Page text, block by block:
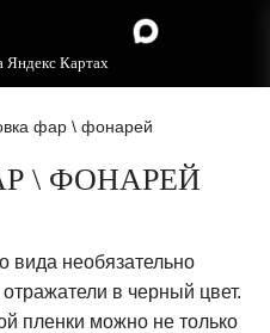
Яндекс Картах
фар \ фонарей
\ ФОНАРЕЙ
вида необязательно
в черный цвет.
пленки можно не только